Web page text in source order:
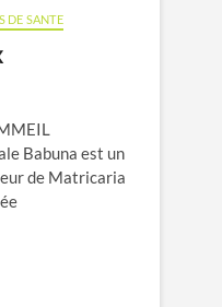
DE SANTE
Babuna est un
de Matricaria